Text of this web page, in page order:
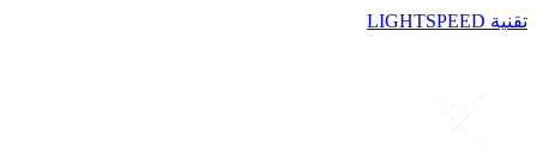
تقنية LIGHTSPEED